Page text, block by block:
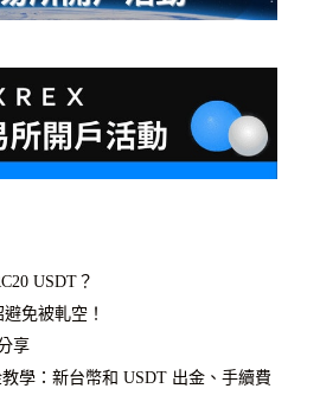
USDT？
免被軋空！
享
學：新台幣和 USDT 出金、手續費